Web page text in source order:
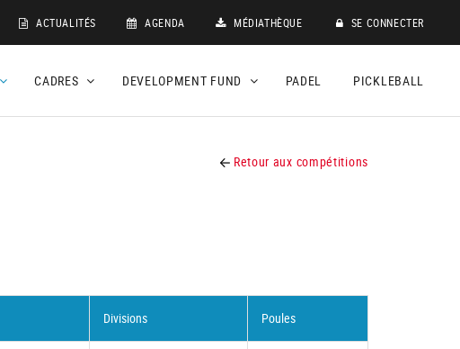
ACTUALITÉS AGENDA MÉDIATHÈQUE SE CONNECTER
CADRES DEVELOPMENT FUND PADEL PICKLEBALL
Retour aux compétitions
Divisions Poules